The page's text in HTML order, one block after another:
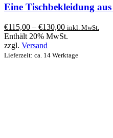
weist
mehrere
Varianten
auf.
können
Eine Tischbekleidung
€115,00 – €130,00Preisspanne:
€115,00
€130,00
inkl. MwSt.
Enthält 20% MwSt.
zzgl. Versand
Lieferzeit: ca. 14 Werktage